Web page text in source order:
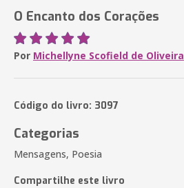
O Encanto dos Corações
Por Michellyne Scofield de Oliveira
Código do livro: 3097
Categorias
Mensagens, Poesia
Compartilhe este livro